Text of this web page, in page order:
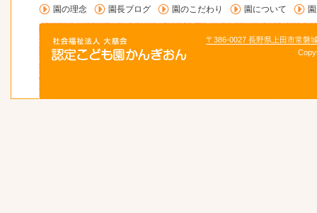
園の理念 園長ブログ 園のこだわり 園について
〒386-0027 長野県上田市常磐